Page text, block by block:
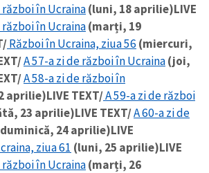
război în Ucraina(luni, 18 aprilie)LIVE
război în Ucraina(marți, 19
Război în Ucraina, ziua 56 (miercuri,
A 57-a zi de război în Ucraina(joi,
A 58-a zi de război în
aprilie)LIVE TEXT/A 59-a zi de război
23 aprilie)LIVE TEXT/A 60-a zi de
24 aprilie)LIVE
ziua 61 (luni, 25 aprilie)LIVE
război în Ucraina(marți, 26